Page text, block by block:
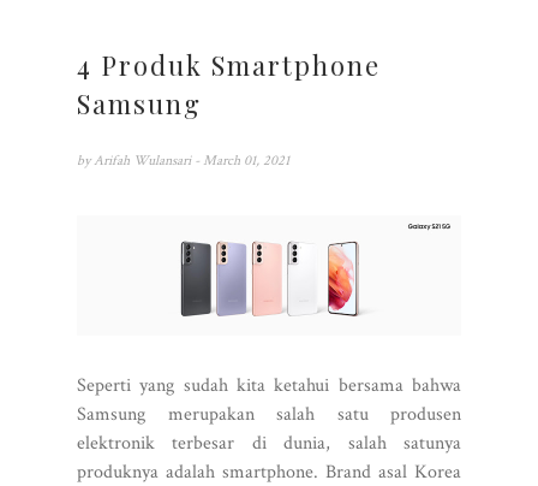
4 Produk Smartphone
Samsung
by Arifah Wulansari - March 01, 2021
Seperti yang sudah kita ketahui bersama bahwa
Samsung merupakan salah satu produsen
elektronik terbesar di dunia, salah satunya
produknya adalah smartphone. Brand asal Korea